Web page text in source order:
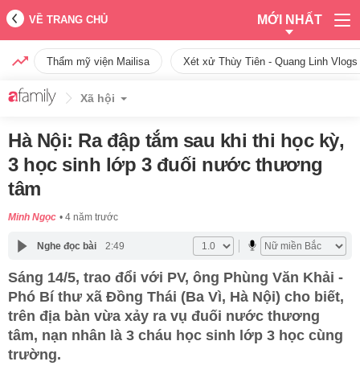
VỀ TRANG CHỦ MỚI NHẤT
Thẩm mỹ viện Mailisa Xét xử Thùy Tiên - Quang Linh
Xã hội
Hà Nội: Ra đập tắm sau khi thi học kỳ,
3 học sinh lớp 3 đuối nước thương
tâm
Minh Ngọc 4 năm trước
Nghe đọc bài 2:49
Sáng 14/5, trao đổi với PV, ông Phùng Văn Khải -
Phó Bí thư xã Đồng Thái (Ba Vì, Hà Nội) cho biết,
trên địa bàn vừa xảy ra vụ đuối nước thương
tâm, nạn nhân là 3 cháu học sinh lớp 3 học cùng
trường.